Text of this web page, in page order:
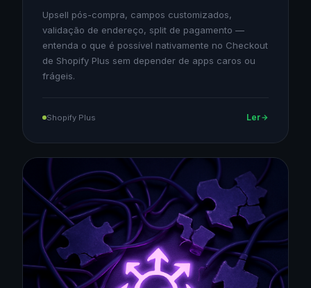
Upsell pós-compra, campos customizados,
validação de endereço, split de pagamento —
entenda o que é possível nativamente no Checkout
de Shopify Plus sem depender de apps caros ou
frágeis.
Shopify Plus Ler